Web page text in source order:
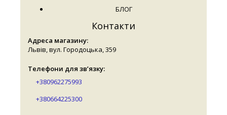
БЛОГ
Контакти
Адреса магазину:
Львів, вул. Городоцька, 359
Телефони для зв’язку:
+380962275993
+380664225300